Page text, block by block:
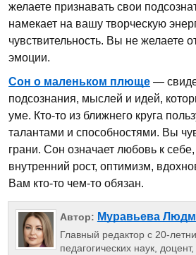
желаете признавать свои
намекает на вашу творческую
чувствительность. Вы не желаете
эмоции.
Сон о маленьком плюще —
подсознания, мыслей и идей,
уме. Кто-то из ближнего круга
талантами и способностями. Вы
грани. Сон означает любовь к
внутренний рост, оптимизм,
Вам кто-то чем-то обязан.
Автор: Муравьева
Главный редактор с 20-
педагогических наук,